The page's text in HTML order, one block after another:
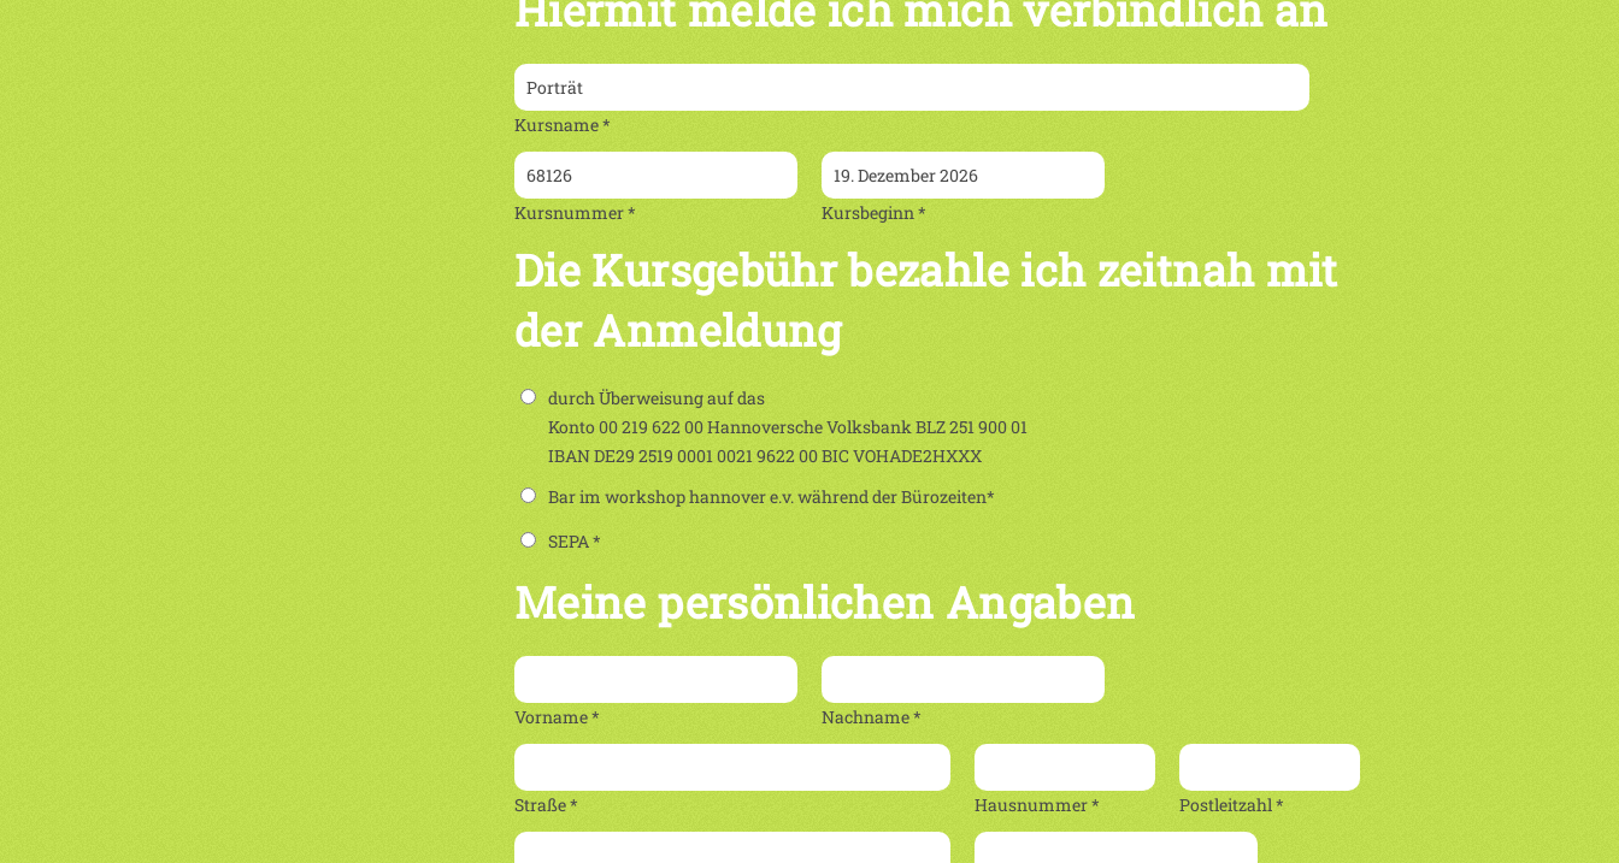
Kursname *
Kursnummer * Kursbeginn *
Die Kursgebühr bezahle ich zeitnah mit
der Anmeldung
durch Überweisung auf das
Konto 00 219 622 00 Hannoversche Volksbank BLZ 251 900 01
IBAN DE29 2519 0001 0021 9622 00 BIC VOHADE2HXXX
Bar im workshop hannover e.v. während der Bürozeiten*
SEPA *
Meine persönlichen Angaben
Vorname * Nachname *
Straße * Hausnummer * Postleitzahl *